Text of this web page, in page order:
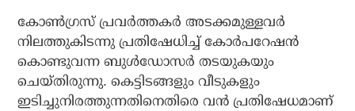
കോണ്‍ഗ്രസ് പ്രവര്‍ത്തകര്‍ അടക്കമുള്ളവര്‍
നിലത്തുകിടന്നു പ്രതിഷേധിച്ച് കോര്‍പറേഷന്‍
കൊണ്ടുവന്ന ബുള്‍ഡോസര്‍ തടയുകയും
ചെയ്തിരുന്നു. കെട്ടിടങ്ങളും വീടുകളും
ഇടിച്ചുനിരത്തുന്നതിനെതിരെ വന്‍ പ്രതിഷേധമാണ്